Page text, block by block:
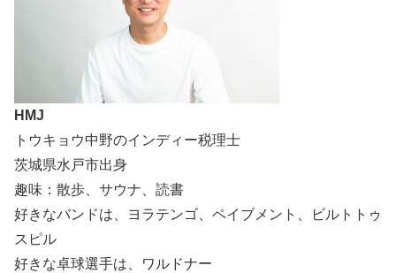
HMJ
トウキョウ中野のインディー税理士
茨城県水戸市出身
趣味：散歩、サウナ、読書
好きなバンドは、ヨラテンゴ、ペイブメント、ビルトトゥ
スピル
好きな卓球選手は、ワルドナー